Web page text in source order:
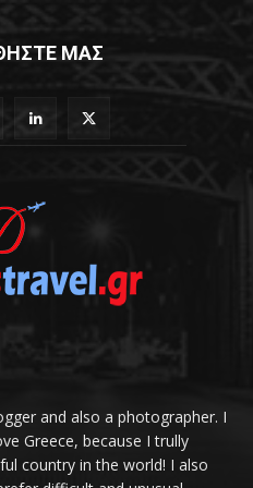
ΜΑΣ
and also a photographer. I
Greece, because I trully
country in the world! I also